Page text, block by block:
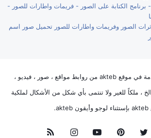
الكتابة على الصور - فريمات واطارات للصور -
الصور وفريمات واطارات للصور تحميل صور اسم
كل المعلومات المقدمة في موقع akteb من روابط مواقع ، صور ، فيديو ،
، ملكاً للغير ولا تنتمى بأي شكل من الأشكال لملكية
تويتر بينتيريستيوتيوبانستقرامملخص